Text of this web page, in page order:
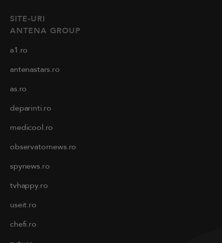
SITE-URI
ANTENA GROUP
a1.ro
antenastars.ro
as.ro
deparinti.ro
medicool.ro
observatornews.ro
spynews.ro
tvhappy.ro
useit.ro
chefi.ro